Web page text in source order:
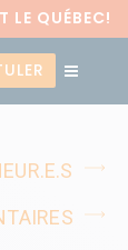
LE QUÉBEC!